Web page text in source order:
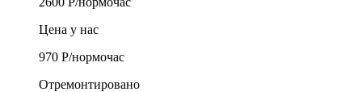
Цена у нас
970 Р/нормочас
Отремонтировано